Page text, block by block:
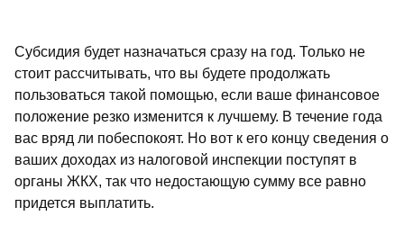
Субсидия будет назначаться сразу на год. Только не
стоит рассчитывать, что вы будете продолжать
пользоваться такой помощью, если ваше финансовое
положение резко изменится к лучшему. В течение года
вас вряд ли побеспокоят. Но вот к его концу сведения о
ваших доходах из налоговой инспекции поступят в
органы ЖКХ, так что недостающую сумму все равно
придется выплатить.